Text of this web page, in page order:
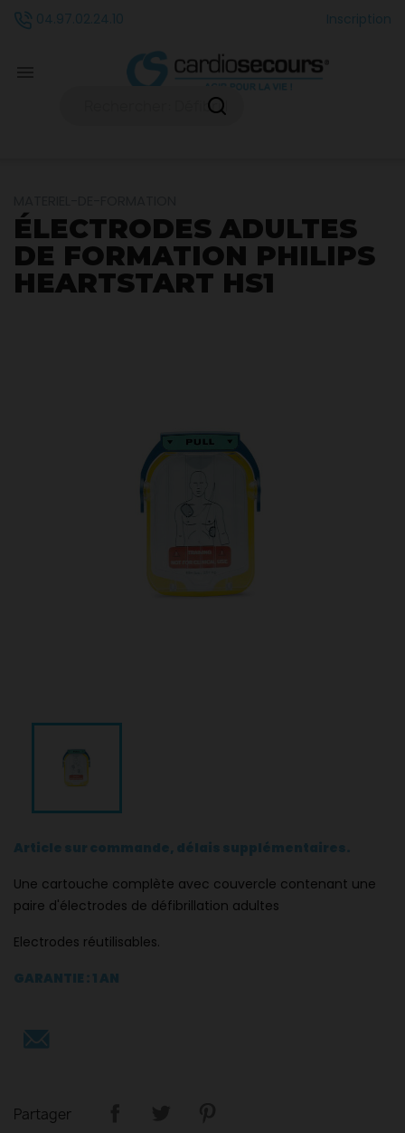
04.97.02.24.10 Inscription
ÉLECTRODES ADULTES
DE FORMATION PHILIPS
HEARTSTART HS1
Article sur commande, délais supplémentaires.
Une cartouche complète avec couvercle contenant une
paire d'électrodes de défibrillation adultes
Electrodes réutilisables.
GARANTIE : 1 AN
Partager